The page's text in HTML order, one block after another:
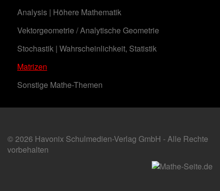
Analysis | Höhere Mathematik
Vektorgeometrie / Analytische Geometrie
Stochastik | Wahrscheinlichkeit, Statistik
Matrizen
Sonstige Mathe-Themen
© 2026 Havonix Schulmedien-Verlag GmbH - Alle Rechte
vorbehalten